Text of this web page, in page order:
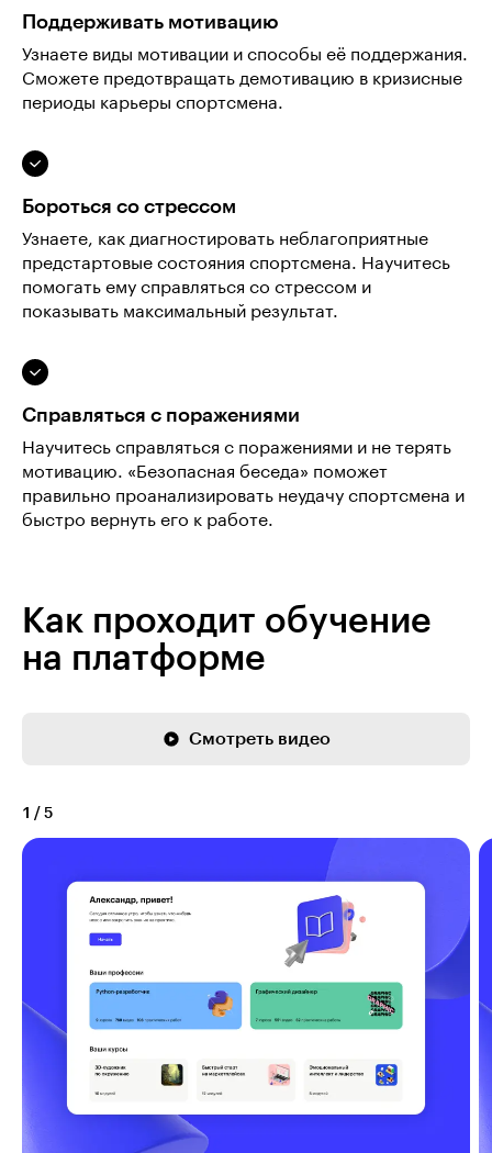
Поддерживать мотивацию
Узнаете виды мотивации и способы её поддержания.
Сможете предотвращать демотивацию в кризисные
периоды карьеры спортсмена.
Бороться со стрессом
Узнаете, как диагностировать неблагоприятные
предстартовые состояния спортсмена. Научитесь
помогать ему справляться со стрессом и
показывать максимальный результат.
Справляться с поражениями
Научитесь справляться с поражениями и не терять
мотивацию. «Безопасная беседа» поможет
правильно проанализировать неудачу спортсмена и
быстро вернуть его к работе.
Как проходит обучение
на платформе
Смотреть видео
1 / 5